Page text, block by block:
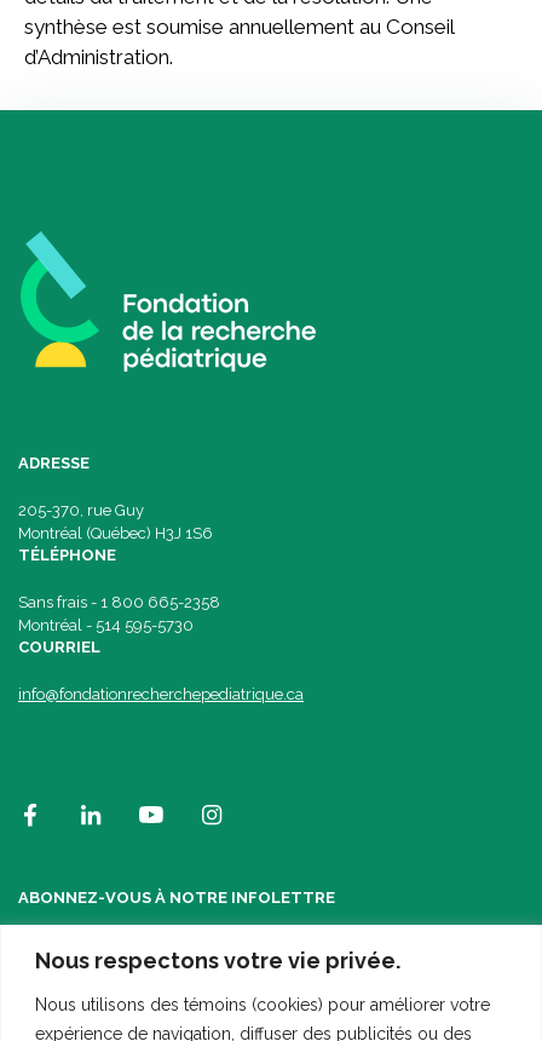
Nous respectons votre vie privée.
Nous utilisons des témoins (cookies) pour améliorer votre
expérience de navigation, diffuser des publicités ou des
synthèse est soumise annuellement au Conseil
d’Administration.
ADRESSE
205-370, rue Guy
Montréal (Québec) H3J 1S6
TÉLÉPHONE
Sans frais - 1 800 665-2358
Montréal - 514 595-5730
COURRIEL
info@fondationrecherchepediatrique.ca
ABONNEZ-VOUS À NOTRE INFOLETTRE